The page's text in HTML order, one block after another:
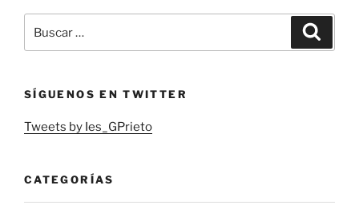
por:
SÍGUENOS EN TWITTER
Tweets by Ies_GPrieto
CATEGORÍAS